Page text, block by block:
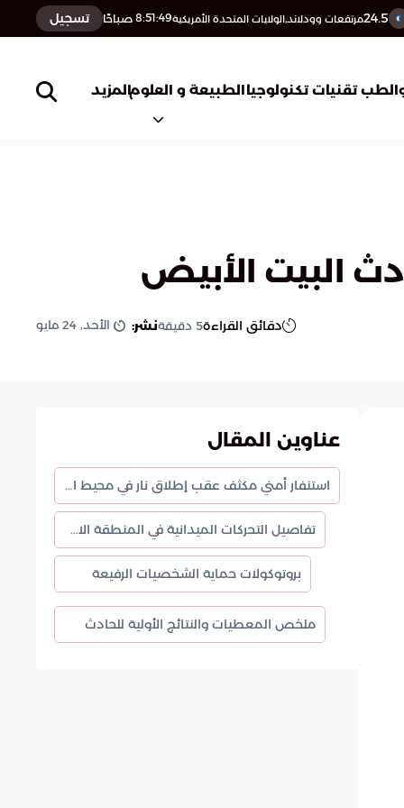
24.5مرتفعات وودلاند,الولايات المتحدة الأمريكية8:51:50 صباحًا تسجيل
تقنيات تكنولوجياالطبيعة و العلومالمزيد
البيت الأبيض
دقائق القراءة5 دقيقةنشر: الأحد, 24 مايو
عناوين المقال
استنفار أمني مكثف عقب إطلاق نار في محيط المقر الرئاسي
تفاصيل التحركات الميدانية في المنطقة الاستراتيجية
بروتوكولات حماية الشخصيات الرفيعة
ملخص المعطيات والنتائج الأولية للحادث